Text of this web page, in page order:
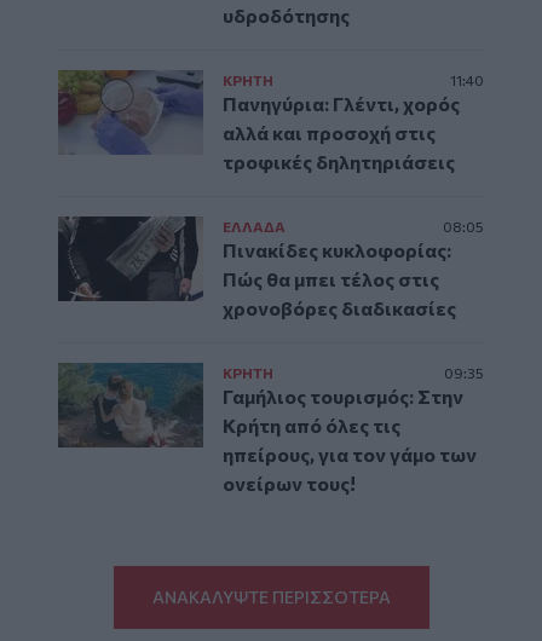
υδροδότησης
ΚΡΗΤΗ 11:40
Πανηγύρια: Γλέντι, χορός
αλλά και προσοχή στις
τροφικές δηλητηριάσεις
ΕΛΛAΔΑ 08:05
Πινακίδες κυκλοφορίας:
Πώς θα μπει τέλος στις
χρονοβόρες διαδικασίες
ΚΡΗΤΗ 09:35
Γαμήλιος τουρισμός: Στην
Κρήτη από όλες τις
ηπείρους, για τον γάμο των
ονείρων τους!
ΑΝΑΚΑΛΥΨΤΕ ΠΕΡΙΣΣΟΤΕΡΑ